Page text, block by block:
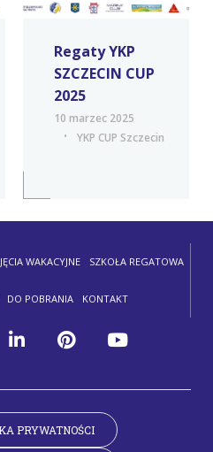
Regaty YKP
SZCZECIN CUP
2025
10 marzec 2025
YKP CUP Szczecin
WAKACYJNE SZKOŁA REGATOWA
DO POBRANIA KONTAKT
PRYWATNOŚCI